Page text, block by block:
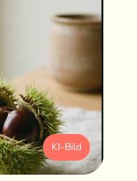
KI-Bild